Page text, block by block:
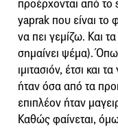
προέρχονται από το
yaprak που είναι το
να πει γεμίζω. Και
σημαίνει ψέμα).
ιμιτασιόν, έτσι και
ήταν όσα από τα
επιπλέον ήταν
Καθώς φαίνεται,